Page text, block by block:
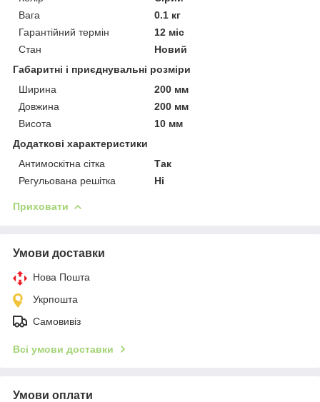
Вага
0.1 кг
Гарантійний термін
12 міс
Стан
Новий
Габаритні і приєднувальні розміри
Ширина
200 мм
Довжина
200 мм
Висота
10 мм
Додаткові характеристики
Антимоскітна сітка
Так
Регульована решітка
Ні
Приховати
Умови доставки
Нова Пошта
Укрпошта
Самовивіз
Всі умови доставки
Умови оплати